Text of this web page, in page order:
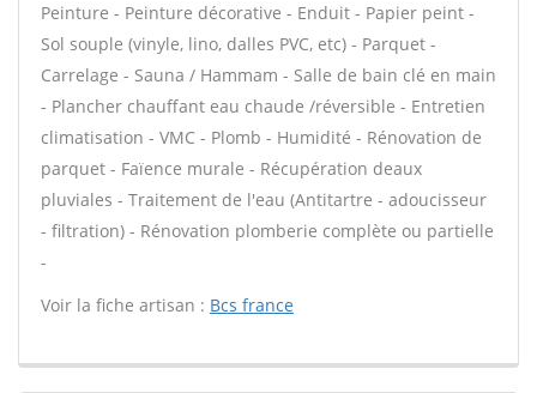
Peinture - Peinture décorative - Enduit - Papier peint -
Sol souple (vinyle, lino, dalles PVC, etc) - Parquet -
Carrelage - Sauna / Hammam - Salle de bain clé en main
- Plancher chauffant eau chaude /réversible - Entretien
climatisation - VMC - Plomb - Humidité - Rénovation de
parquet - Faïence murale - Récupération deaux
pluviales - Traitement de l'eau (Antitartre - adoucisseur
- filtration) - Rénovation plomberie complète ou partielle
-
Voir la fiche artisan : Bcs france